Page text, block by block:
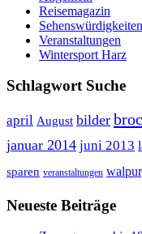
Reisemagazin
Sehenswürdigkeiten
Veranstaltungen
Wintersport Harz
Schlagwort Suche
april August bilder
januar 2014 juni 2013
sparen veranstaltungen
Neueste Beiträge